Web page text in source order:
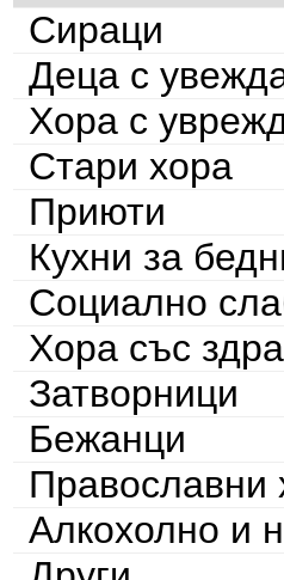
Сираци
Деца с
Хора с
Стари хора
Приюти
Кухни за
Социално
Хора със
Затворници
Бежанци
Православни
Алкохолно и